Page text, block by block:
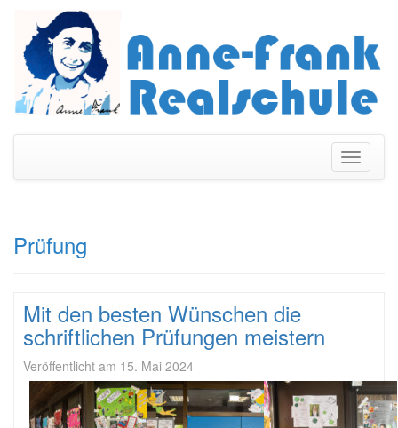
Prüfung
Mit den besten Wünschen die
schriftlichen Prüfungen meistern
Veröffentlicht am 15. Mai 2024